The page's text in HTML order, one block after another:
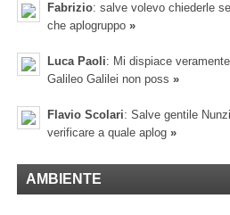
Fabrizio: salve volevo chiederle
che aplogruppo »
Luca Paoli: Mi dispiace
Galileo Galilei non poss »
Flavio Scolari: Salve gentile
verificare a quale aplog »
AMBIENTE